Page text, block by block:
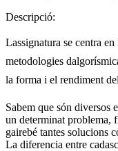
Descripció:
Lassignatura se centra
metodologies
la forma i el rendiment
Sabem que són diversos
un determinat problema,
gairebé tantes solucions
La diferencia entre